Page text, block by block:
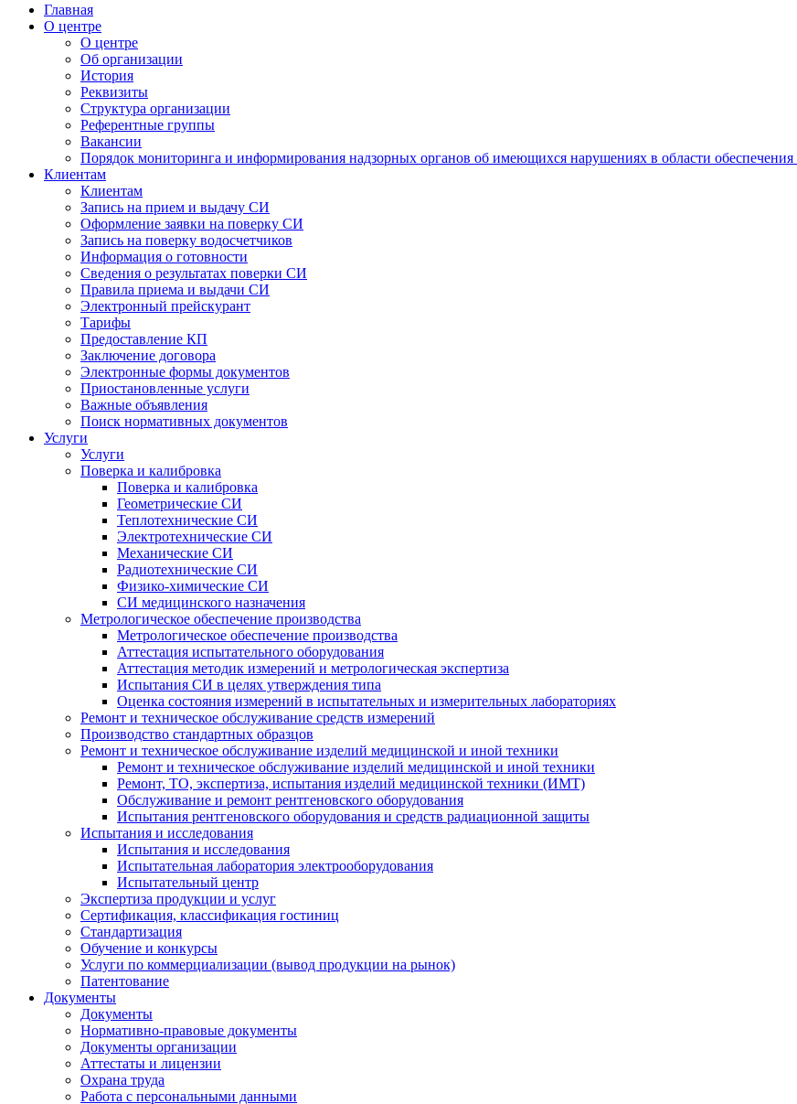
Главная
О центре
О центре
Об организации
История
Реквизиты
Структура организации
Референтные группы
Вакансии
Порядок мониторинга и информирования надзорных органов об имеющихся нарушениях в области обеспечения
Клиентам
Клиентам
Запись на прием и выдачу СИ
Оформление заявки на поверку СИ
Запись на поверку водосчетчиков
Информация о готовности
Сведения о результатах поверки СИ
Правила приема и выдачи СИ
Электронный прейскурант
Тарифы
Предоставление КП
Заключение договора
Электронные формы документов
Приостановленные услуги
Важные объявления
Поиск нормативных документов
Услуги
Услуги
Поверка и калибровка
Поверка и калибровка
Геометрические СИ
Теплотехнические СИ
Электротехнические СИ
Механические СИ
Радиотехнические СИ
Физико-химические СИ
СИ медицинского назначения
Метрологическое обеспечение производства
Метрологическое обеспечение производства
Аттестация испытательного оборудования
Аттестация методик измерений и метрологическая экспертиза
Испытания СИ в целях утверждения типа
Оценка состояния измерений в испытательных и измерительных лабораториях
Ремонт и техническое обслуживание средств измерений
Производство стандартных образцов
Ремонт и техническое обслуживание изделий медицинской и иной техники
Ремонт и техническое обслуживание изделий медицинской и иной техники
Ремонт, ТО, экспертиза, испытания изделий медицинской техники (ИМТ)
Обслуживание и ремонт рентгеновского оборудования
Испытания рентгеновского оборудования и средств радиационной защиты
Испытания и исследования
Испытания и исследования
Испытательная лаборатория электрооборудования
Испытательный центр
Экспертиза продукции и услуг
Сертификация, классификация гостиниц
Стандартизация
Обучение и конкурсы
Услуги по коммерциализации (вывод продукции на рынок)
Патентование
Документы
Документы
Нормативно-правовые документы
Документы организации
Аттестаты и лицензии
Охрана труда
Работа с персональными данными